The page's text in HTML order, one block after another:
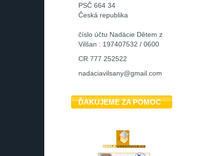
PSČ 664 34
Česká republika
číslo účtu Nadácie Dětem z
Vilšan : 197407532 / 0600
CR 777 252522
nadaciavilsany@gmail.com
ĎAKUJEME ZA POMOC